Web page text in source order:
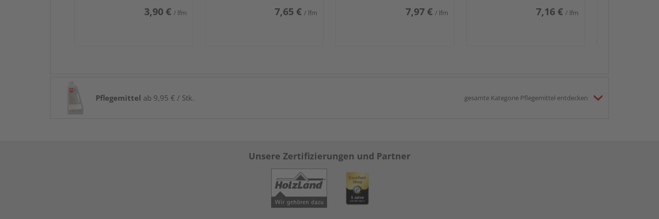
3,90 € / lfm 7,65 € / lfm 7,97 € / lfm 7,16 € / lfm
Pflegemittel ab 9,95 € / Stk. gesamte Kategorie Pflegemittel entdecken
Unsere Zertifizierungen und Partner